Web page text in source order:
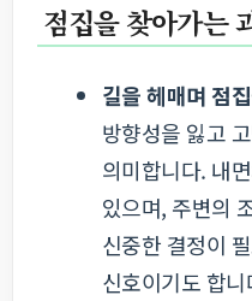
점집을 찾아가는
길을 헤매며 점
방향성을 잃고
의미합니다. 내
있으며, 주변의
신중한 결정이
신호이기도 합니